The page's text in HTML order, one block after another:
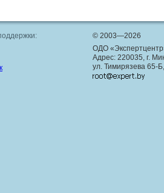
© 2003—2026
ОДО
Адрес: 220035, г.
ул. Тимирязева 65-